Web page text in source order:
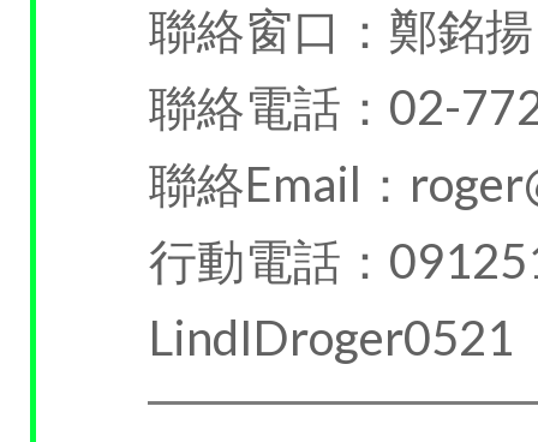
聯絡窗口：鄭銘揚
聯絡電話：02-
聯絡Email：
行動電話：
LindIDroger0521